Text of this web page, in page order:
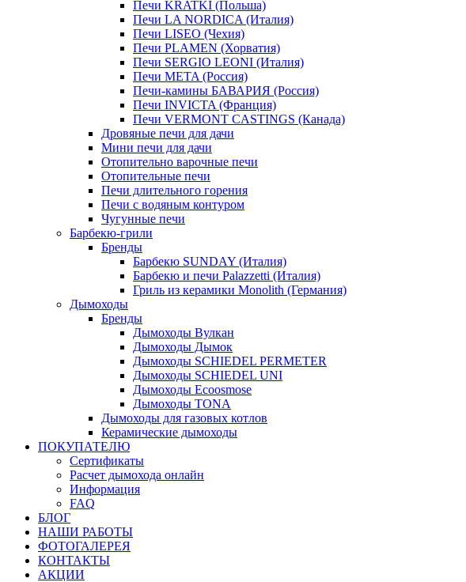
Печи KRATKI (Польша)
Печи LA NORDICA (Италия)
Печи LISEO (Чехия)
Печи PLAMEN (Хорватия)
Печи SERGIO LEONI (Италия)
Печи META (Россия)
Печи-камины БАВАРИЯ (Россия)
Печи INVICTA (Франция)
Печи VERMONT CASTINGS (Канада)
Дровяные печи для дачи
Мини печи для дачи
Отопительно варочные печи
Отопительные печи
Печи длительного горения
Печи с водяным контуром
Чугунные печи
Барбекю-грили
Бренды
Барбекю SUNDAY (Италия)
Барбекю и печи Palazzetti (Италия)
Гриль из керамики Monolith (Германия)
Дымоходы
Бренды
Дымоходы Вулкан
Дымоходы Дымок
Дымоходы SCHIEDEL PERMETER
Дымоходы SCHIEDEL UNI
Дымоходы Ecoosmose
Дымоходы TONA
Дымоходы для газовых котлов
Керамические дымоходы
ПОКУПАТЕЛЮ
Сертификаты
Расчет дымохода онлайн
Информация
FAQ
БЛОГ
НАШИ РАБОТЫ
ФОТОГАЛЕРЕЯ
КОНТАКТЫ
АКЦИИ